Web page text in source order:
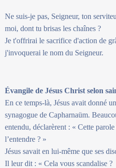
Ne suis-je pas, Seigneur, ton
moi, dont tu brisas les chaînes ?
Je t'offrirai le sacrifice d'action de
j'invoquerai le nom du Seigneur.
Évangile de Jésus Christ selon
En ce temps-là, Jésus avait donné
synagogue de Capharnaüm.
entendu, déclarèrent : « Cette
l’entendre ? »
Jésus savait en lui-même que ses
Il leur dit : « Cela vous scandalise ?